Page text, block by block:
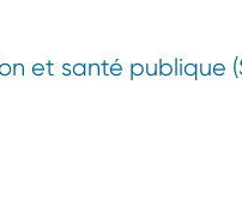
et santé publique